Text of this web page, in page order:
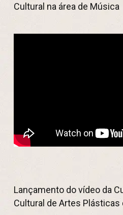
Cultural na área de Música
Lançamento do vídeo da
Cultural de Artes Plásticas